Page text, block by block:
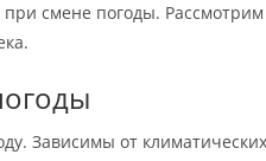
смене погоды.
Зависимы от